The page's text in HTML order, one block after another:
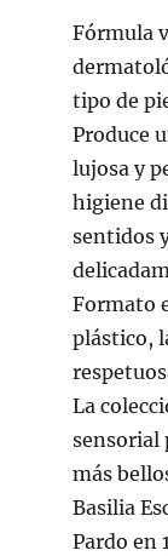
Fórmula
tipo de
Produce
lujosa y
higiene
sentidos
Formato
plástico,
La
sensorial
más
Basilia
Pardo en